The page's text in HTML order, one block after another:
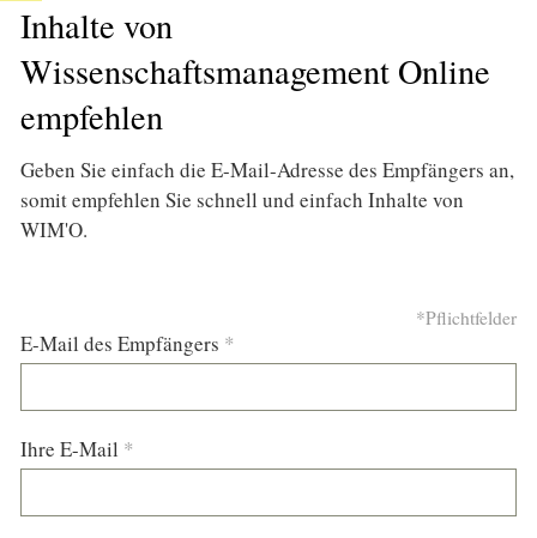
Inhalte von
Wissenschaftsmanagement Online
empfehlen
Geben Sie einfach die E-Mail-Adresse des Empfängers an,
somit empfehlen Sie schnell und einfach Inhalte von
WIM'O.
*Pflichtfelder
E-Mail des Empfängers *
Ihre E-Mail *